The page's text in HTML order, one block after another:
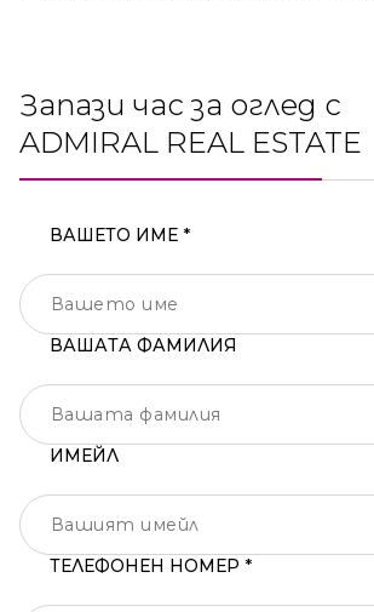
Запази час за оглед с
ADMIRAL REAL ESTATE
ВАШЕТО ИМЕ *
ВАШАТА ФАМИЛИЯ
ИМЕЙЛ
ТЕЛЕФОНЕН НОМЕР *